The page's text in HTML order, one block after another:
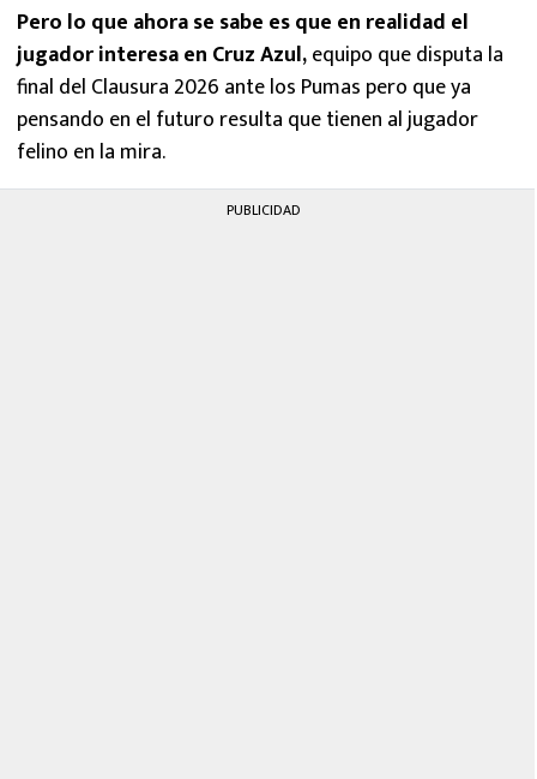
Pero lo que ahora se sabe es que en realidad el
jugador interesa en Cruz Azul,equipo que disputa la
final del Clausura 2026 ante los Pumas pero que ya
pensando en el futuro resulta que tienen al jugador
felino en la mira.
PUBLICIDAD